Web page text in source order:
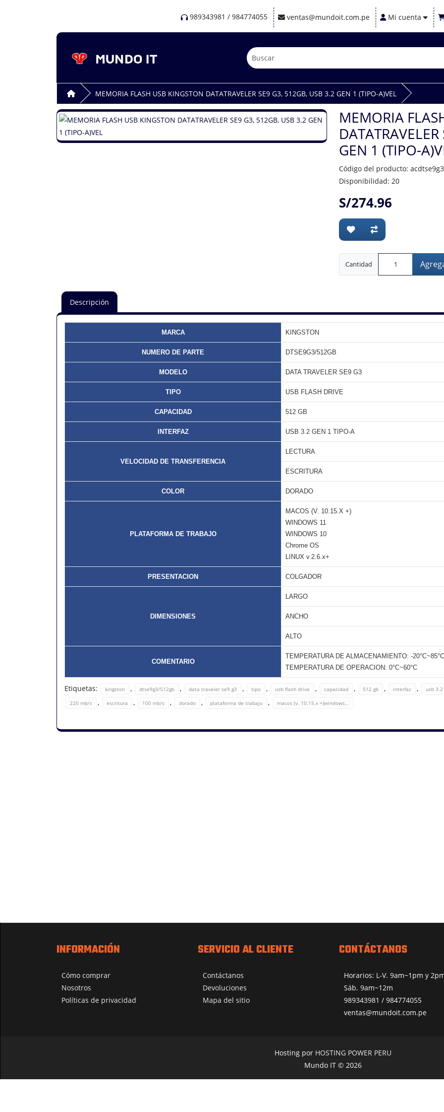
989343981 / 984774055 ventas@mundoit.com.pe Mi cuenta
MEMORIA FLASH USB KINGSTON DATATRAVELER SE9 G3, 512GB, USB 3.2 GEN 1 (TIPO-A)VEL
MEMORIA
GEN 1 (TIPO-
Código del producto:
Disponibilidad: 20
S/274.96
Cantidad
Descripción
MARCA KINGSTON
NUMERO DE PARTE DTSE9G3/512GB
MODELO DATA TRAVELER SE9 G3
TIPO USB FLASH DRIVE
CAPACIDAD 512 GB
INTERFAZ USB 3.2 GEN 1 TIPO-A
VELOCIDAD DE TRANSFERENCIA
LECTURA
ESCRITURA
COLOR DORADO
PLATAFORMA DE TRABAJO
MACOS (V. 10.15.X +)
WINDOWS 11
WINDOWS 10
Chrome OS
LINUX v.2.6.x+
PRESENTACION COLGADOR
DIMENSIONES
LARGO
ANCHO
ALTO
COMENTARIO
TEMPERATURA DE ALMACENAMIENTO: -20°C~85°C
TEMPERATURA DE OPERACION: 0°C~60°C
Etiquetas: kingston , dtse9g3/512gb , data traveler se9 g3 , tipo , usb flash drive , capacidad , 512 gb , interfaz , usb
220 mb/s , escritura , 100 mb/s , dorado , plataforma de trabajo , macos (v. 10.15.x +)windows...
INFORMACIÓN
Cómo comprar
Nosotros
Políticas de privacidad
SERVICIO AL CLIENTE
Contáctanos
Devoluciones
Mapa del sitio
CONTÁCTANOS
Horarios: L-V. 9am~1pm y
Sáb. 9am~12m
989343981 / 984774055
ventas@mundoit.com.pe
Hosting por HOSTING POWER PERU
Mundo IT © 2026